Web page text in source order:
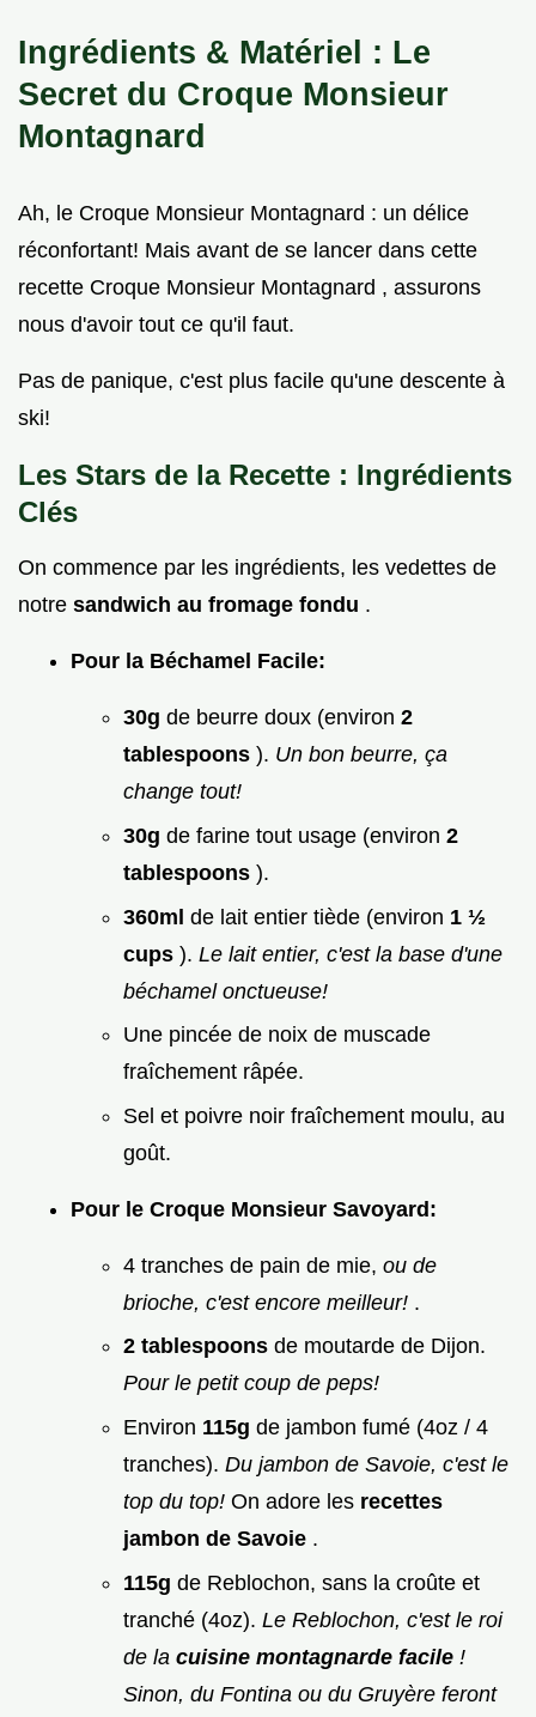
Ingrédients & Matériel : Le
Secret du Croque Monsieur
Montagnard
Ah, le Croque Monsieur Montagnard : un délice
réconfortant! Mais avant de se lancer dans cette
recette Croque Monsieur Montagnard , assurons
nous d'avoir tout ce qu'il faut.
Pas de panique, c'est plus facile qu'une descente à
ski!
Les Stars de la Recette : Ingrédients
Clés
On commence par les ingrédients, les vedettes de
notre sandwich au fromage fondu .
Pour la Béchamel Facile:
30g de beurre doux (environ 2
tablespoons ). Un bon beurre, ça
change tout!
30g de farine tout usage (environ 2
tablespoons ).
360ml de lait entier tiède (environ 1 ½
cups ). Le lait entier, c'est la base d'une
béchamel onctueuse!
Une pincée de noix de muscade
fraîchement râpée.
Sel et poivre noir fraîchement moulu, au
goût.
Pour le Croque Monsieur Savoyard:
4 tranches de pain de mie, ou de
brioche, c'est encore meilleur! .
2 tablespoons de moutarde de Dijon.
Pour le petit coup de peps!
Environ 115g de jambon fumé (4oz / 4
tranches). Du jambon de Savoie, c'est le
top du top! On adore les recettes
jambon de Savoie .
115g de Reblochon, sans la croûte et
tranché (4oz). Le Reblochon, c'est le roi
de la cuisine montagnarde facile !
Sinon, du Fontina ou du Gruyère feront